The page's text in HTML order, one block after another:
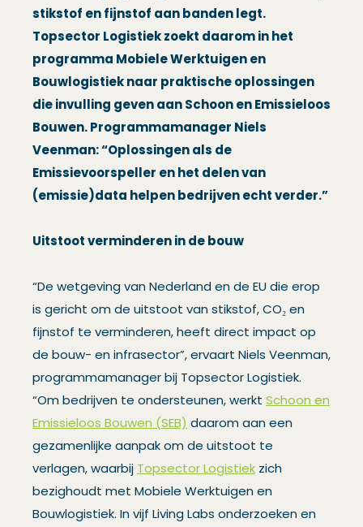
stikstof en fijnstof aan banden legt.
Topsector Logistiek zoekt daarom in het
programma Mobiele Werktuigen en
Bouwlogistiek naar praktische oplossingen
die invulling geven aan Schoon en Emissieloos
Bouwen. Programmamanager Niels
Veenman: “Oplossingen als de
Emissievoorspeller en het delen van
(emissie)data helpen bedrijven echt verder.”
Uitstoot verminderen in de bouw
“De wetgeving van Nederland en de EU die erop
is gericht om de uitstoot van stikstof, CO₂ en
fijnstof te verminderen, heeft direct impact op
de bouw- en infrasector”, ervaart Niels Veenman,
programmamanager bij Topsector Logistiek.
“Om bedrijven te ondersteunen, werkt Schoon en
Emissieloos Bouwen (SEB) daarom aan een
gezamenlijke aanpak om de uitstoot te
verlagen, waarbij Topsector Logistiek zich
bezighoudt met Mobiele Werktuigen en
Bouwlogistiek. In vijf Living Labs onderzoeken en